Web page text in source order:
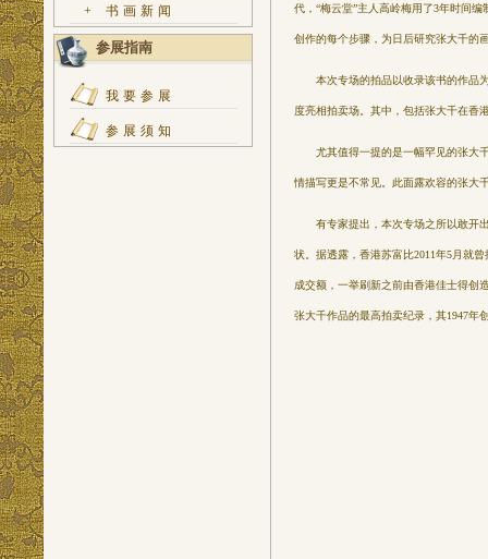
+ 书画新闻
参展指南
我要参展
参展须知
代，“梅云堂”主人高岭梅用了3年时间
创作的每个步骤，为日后研究张大千的
本次专场的拍品以收录该书的作品为
度亮相拍卖场。其中，包括张大千在香
尤其值得一提的是一幅罕见的张大千
情描写更是不常见。此面露欢容的张大
有专家提出，本次专场之所以敢开出
状。据透露，香港苏富比2011年5月就
成交额，一举刷新之前由香港佳士得创
张大千作品的最高拍卖纪录，其1947年